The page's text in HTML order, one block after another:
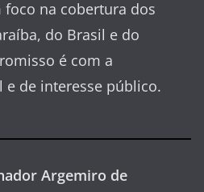
foco na cobertura dos
do Brasil e do
é com a
de interesse público.
Argemiro de